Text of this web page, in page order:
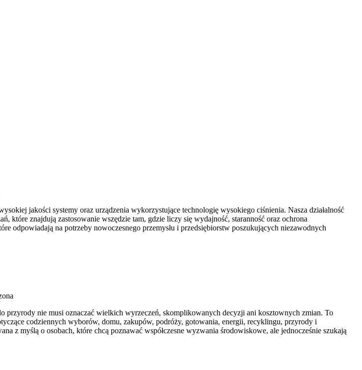
jakości systemy oraz urządzenia wykorzystujące technologię wysokiego ciśnienia. Nasza działalność
znajdują zastosowanie wszędzie tam, gdzie liczy się wydajność, staranność oraz ochrona
odpowiadają na potrzeby nowoczesnego przemysłu i przedsiębiorstw poszukujących niezawodnych
przyrody nie musi oznaczać wielkich wyrzeczeń, skomplikowanych decyzji ani kosztownych zmian. To
codziennych wyborów, domu, zakupów, podróży, gotowania, energii, recyklingu, przyrody i
z myślą o osobach, które chcą poznawać współczesne wyzwania środowiskowe, ale jednocześnie szukają